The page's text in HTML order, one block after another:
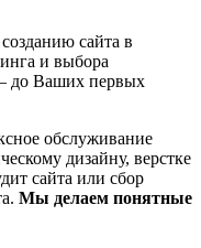
сайта в
и выбора
до Ваших первых
обслуживание
дизайну, верстке
сайта или сбор
Мы делаем понятные